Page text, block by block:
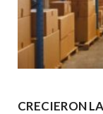
CRECIERON